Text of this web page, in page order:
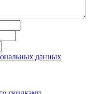
данных